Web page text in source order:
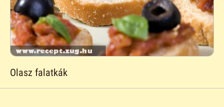
Olasz falatkák